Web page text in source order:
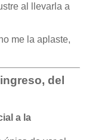
al llevarla a
me la aplaste,
del
a la